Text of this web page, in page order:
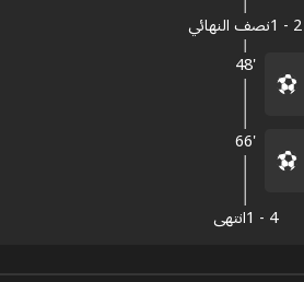
نصف النهائي1 -2
48'
66'
انتهى1 -4